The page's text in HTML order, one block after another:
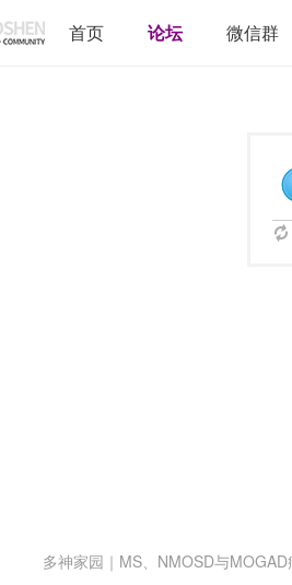
首页 论坛 微信群
多神家园｜MS、NMOSD与MOGAD